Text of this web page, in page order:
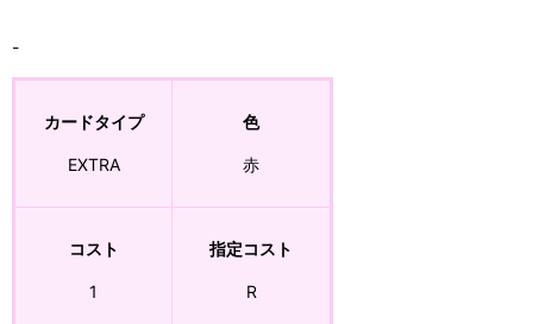
-
カードタイプ
EXTRA
色
赤
コスト
1
指定コスト
R